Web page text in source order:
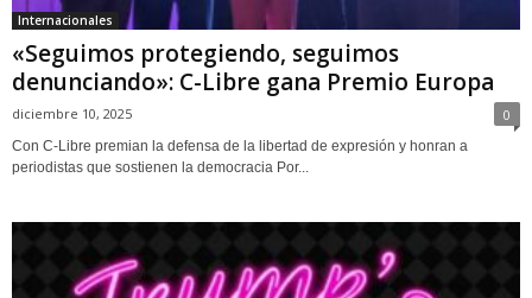
Internacionales
«Seguimos protegiendo, seguimos
denunciando»: C-Libre gana Premio Europa
diciembre 10, 2025 0
Con C-Libre premian la defensa de la libertad de expresión y honran a
periodistas que sostienen la democracia Por...